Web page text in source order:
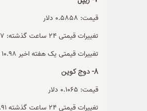
قیمت: 0.5858 دلار
تغییرات قیمتی 24 ساعت گذشته: 3.47 درصد افزایش
تغییرات قیمتی یک هفته اخیر 10.98 درصد افزایش
8- دوج کوین
قیمت: 0.1065 دلار
تغییرات قیمتی 24 ساعت گذشته 0.91 درصد افزایش